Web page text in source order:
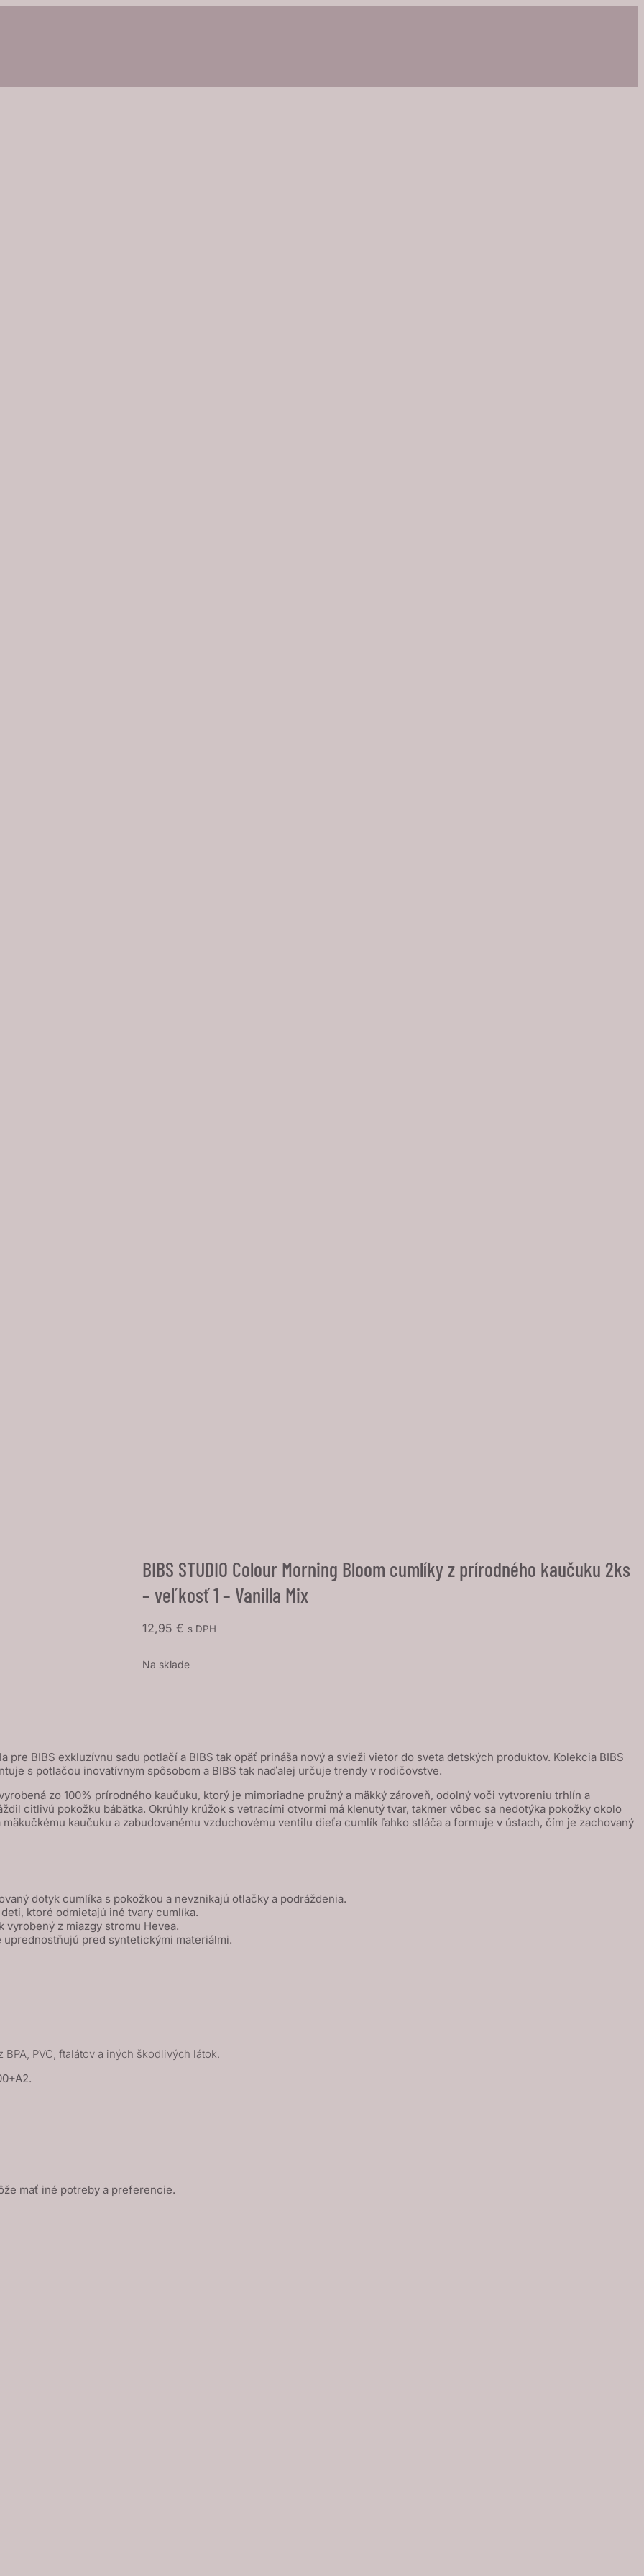
BIBS STUDIO Colour Morning Bloom cumlíky z prírodného kaučuku 2ks
– veľkosť 1 – Vanilla Mix
12,95 € s DPH
Na sklade
BIBS exkluzívnu sadu potlačí a BIBS tak opäť prináša nový a svieži vietor do sveta detských produktov. Kolekcia BIBS
s potlačou inovatívnym spôsobom a BIBS tak naďalej určuje trendy v rodičovstve.
zo 100% prírodného kaučuku, ktorý je mimoriadne pružný a mäkký zároveň, odolný voči vytvoreniu trhlín a
citlivú pokožku bábätka. Okrúhly krúžok s vetracími otvormi má klenutý tvar, takmer vôbec sa nedotýka pokožky okolo
kaučuku a zabudovanému vzduchovému ventilu dieťa cumlík ľahko stláča a formuje v ústach, čím je zachovaný
dotyk cumlíka s pokožkou a nevznikajú otlačky a podráždenia.
ktoré odmietajú iné tvary cumlíka.
vyrobený z miazgy stromu Hevea.
pred syntetickými materiálmi.
PVC, ftalátov a iných škodlivých látok.
mať iné potreby a preferencie.